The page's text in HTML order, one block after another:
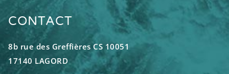
CONTACT
8b rue des Greffières CS 10051
17140 LAGORD